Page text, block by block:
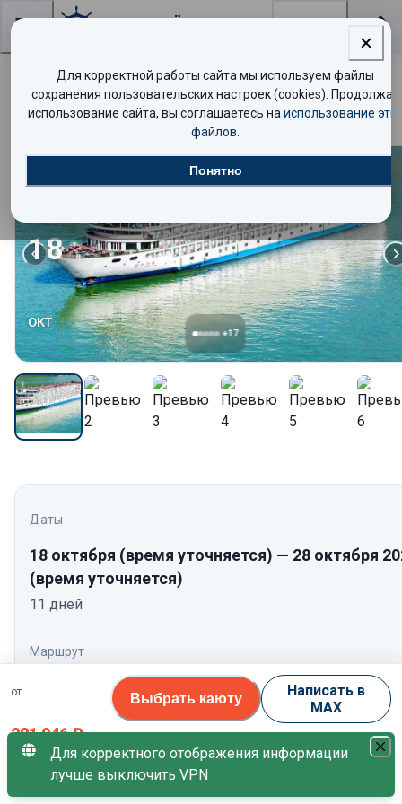
По Китаю и Янцзы без визы
+17
18
окт
Даты
18 октября (время уточняется) — 28 октября
(время уточняется)
11 дней
Маршрут
Пекин (3 дня, экскурсионный тур, Китай) →
Круиз по реке Янцзы (5 дней): Ичан (Китай) →
Ушань (Китай) → Фэнцзе (Китай) → Фэнду
→ Чунцин (Китай) → Шанхай (3 дня,
экскурсионный тур, Китай)
от
281 946₽
за 1 гостя
Выбрать каюту
Написать в
MAX
Для корректной работы сайта мы используем файлы
сохранения пользовательских настроек (cookies). Продолжая
использование сайта, вы соглашаетесь на использование
файлов
Понятно
Для корректного отображения информации
лучше выключить VPN